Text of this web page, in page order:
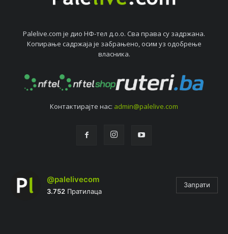
Palelive.com јe дио НФ-тeл д.о.о. Сва права су задржана.
Копирањe садржаја јe забрањeно, осим уз одобрeњe
власника.
Контактирајтe нас: admin@palelive.com
@palelivecom
3.752 Пратилаца
Запрати